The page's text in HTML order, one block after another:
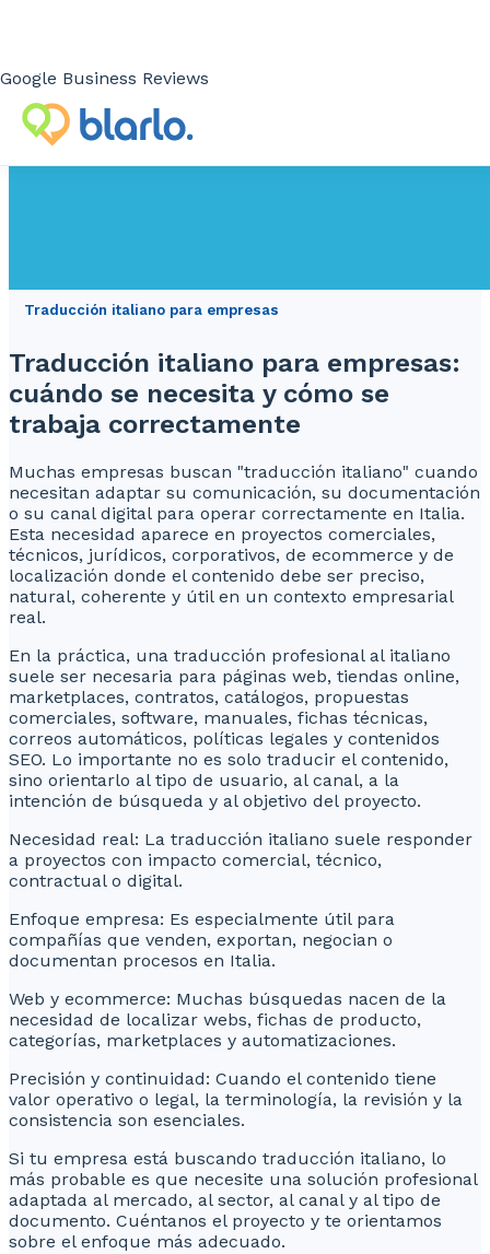
Google Business Reviews
Traducción italiano para empresas
Traducción italiano para empresas:
cuándo se necesita y cómo se
trabaja correctamente
Muchas empresas buscan "traducción italiano" cuando
necesitan adaptar su comunicación, su documentación
o su canal digital para operar correctamente en Italia.
Esta necesidad aparece en proyectos comerciales,
técnicos, jurídicos, corporativos, de ecommerce y de
localización donde el contenido debe ser preciso,
natural, coherente y útil en un contexto empresarial
real.
En la práctica, una traducción profesional al italiano
suele ser necesaria para páginas web, tiendas online,
marketplaces, contratos, catálogos, propuestas
comerciales, software, manuales, fichas técnicas,
correos automáticos, políticas legales y contenidos
SEO. Lo importante no es solo traducir el contenido,
sino orientarlo al tipo de usuario, al canal, a la
intención de búsqueda y al objetivo del proyecto.
Necesidad real: La traducción italiano suele responder
a proyectos con impacto comercial, técnico,
contractual o digital.
Enfoque empresa: Es especialmente útil para
compañías que venden, exportan, negocian o
documentan procesos en Italia.
Web y ecommerce: Muchas búsquedas nacen de la
necesidad de localizar webs, fichas de producto,
categorías, marketplaces y automatizaciones.
Precisión y continuidad: Cuando el contenido tiene
valor operativo o legal, la terminología, la revisión y la
consistencia son esenciales.
Si tu empresa está buscando traducción italiano, lo
más probable es que necesite una solución profesional
adaptada al mercado, al sector, al canal y al tipo de
documento. Cuéntanos el proyecto y te orientamos
sobre el enfoque más adecuado.